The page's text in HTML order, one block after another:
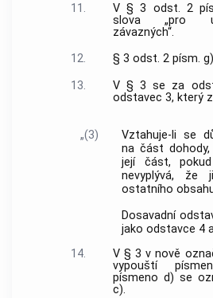
11.
V § 3 odst. 2
slova „pro
závazných“.
12.
§ 3 odst. 2 písm.
13.
V § 3 se za
odstavec 3, který
„(3)
Vztahuje-li se
na část
její část,
nevyplývá, že
ostatního
Dosavadní
jako odstavce 4
14.
V § 3 v nově
vypouští
písmeno d) se
c).